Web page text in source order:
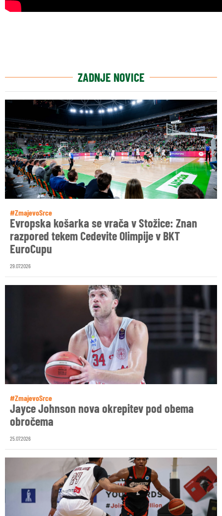
ZADNJE NOVICE
#ZmajevoSrce
Evropska košarka se vrača v Stožice: Znan
razpored tekem Cedevite Olimpije v BKT
EuroCupu
29.07.2026
#ZmajevoSrce
Jayce Johnson nova okrepitev pod obema
obročema
25.07.2026